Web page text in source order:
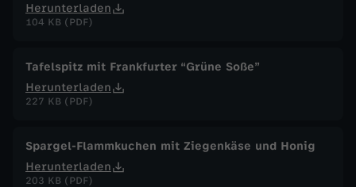
Herunterladen
104 KB (PDF)
Tafelspitz mit Frankfurter “Grüne Soße”
Herunterladen
227 KB (PDF)
Spargel-Flammkuchen mit Ziegenkäse und Honig
Herunterladen
203 KB (PDF)